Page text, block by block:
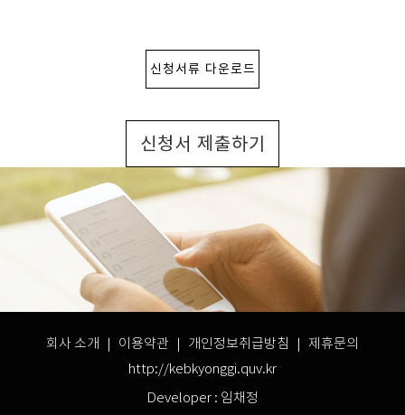
신청서류 다운로드
신청서 제출하기
회사 소개 ｜ 이용약관 개인정보취급방침
｜ 제휴문의
http://kebkyonggi.quv.kr
Developer : 임채정